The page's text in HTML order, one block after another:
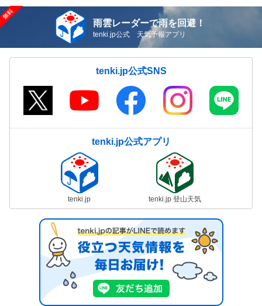
雨雲レーダーで雨を回避！
tenki.jp公式 天気予報アプリ
tenki.jp公式SNS
tenki.jp公式アプリ
tenki.jp tenki.jp 登山天気